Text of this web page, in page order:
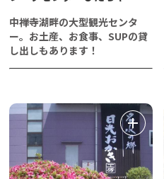
中禅寺湖畔の大型観光センタ
ー。お土産、お食事、SUPの貸
し出しもあります！